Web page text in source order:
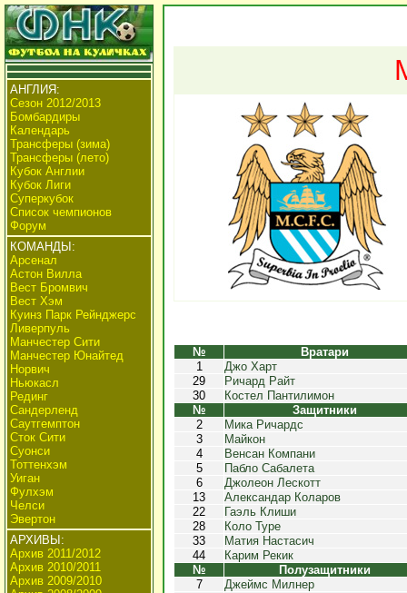
АНГЛИЯ:
Сезон 2012/2013
Бомбардиры
Календарь
Трансферы (зима)
Трансферы (лето)
Кубок Англии
Кубок Лиги
Суперкубок
Список чемпионов
Форум
КОМАНДЫ:
Арсенал
Астон Вилла
Вест Бромвич
Вест Хэм
Куинз Парк Рейнджерс
Ливерпуль
Манчестер Сити
Манчестер Юнайтед
Норвич
Ньюкасл
Рединг
Сандерленд
Саутгемптон
Сток Сити
Суонси
Тоттенхэм
Уиган
Фулхэм
Челси
Эвертон
АРХИВЫ:
Архив 2011/2012
Архив 2010/2011
Архив 2009/2010
№
Вратари
1
Джо Харт
29
Ричард Райт
30
Костел Пантилимон
№
Защитники
2
Мика Ричардс
3
Майкон
4
Венсан Компани
5
Пабло Сабалета
6
Джолеон Лескотт
13
Александар Коларов
22
Гаэль Клиши
28
Коло Туре
33
Матия Настасич
44
Карим Рекик
№
Полузащитники
7
Джеймс Милнер